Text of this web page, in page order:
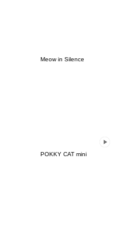
Meow in Silence
POKKY CAT mini